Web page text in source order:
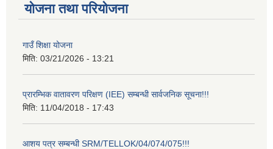
योजना तथा परियोजना
गाउँ शिक्षा योजना
मिति: 03/21/2026 - 13:21
प्रारम्भिक वातावरण परिक्षण (IEE) सम्बन्धी सार्वजनिक सूचना!!!
मिति: 11/04/2018 - 17:43
आशय पत्र सम्बन्धी SRM/TELLOK/04/074/075!!!